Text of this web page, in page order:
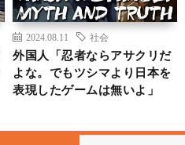
2024.08.11 社会
外国人「忍者ならアサクリだ
よな。でもツシマより日本を
表現したゲームは無いよ」